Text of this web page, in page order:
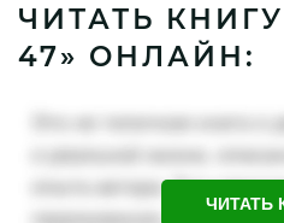
ЧИТАТЬ
47» ОНЛАЙН:
ЧИТАТЬ